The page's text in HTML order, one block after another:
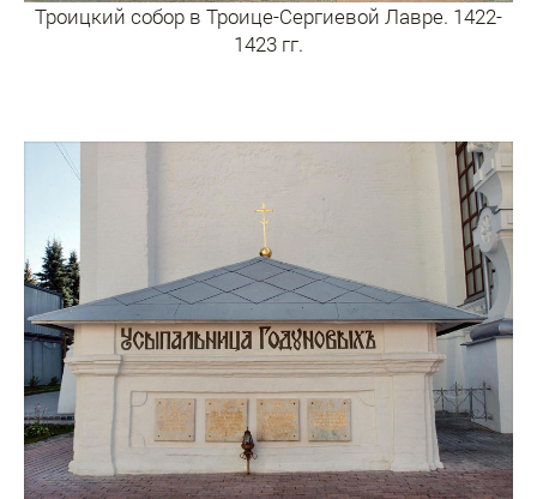
Троицкий собор в Троице-Сергиевой Лавре. 1422-
1423 гг.